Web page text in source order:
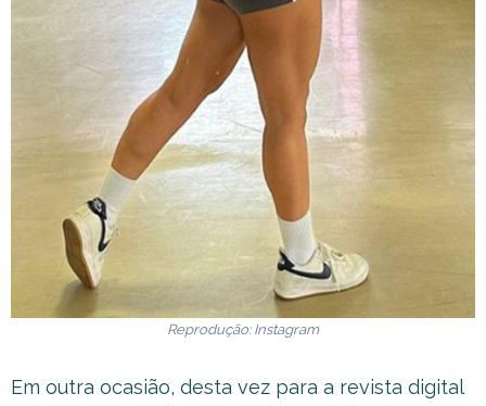
Reprodução: Instagram
Em outra ocasião, desta vez para a revista digital